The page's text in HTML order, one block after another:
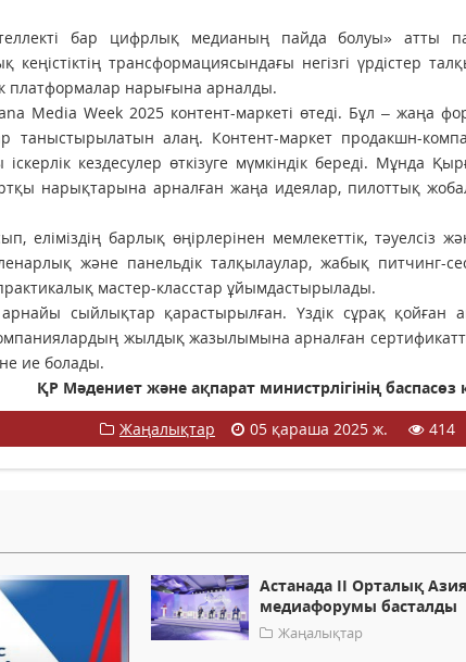
бар цифрлық медианың пайда болуы» атты
трансформациясындағы негізгі үрдістер
платформалар нарығына арналды.
Media Week 2025 контент-маркеті өтеді. Бұл – жаңа
таныстырылатын алаң. Контент-маркет продакшн-
кездесулер өткізуге мүмкіндік береді. Мұнда
нарықтарына арналған жаңа идеялар, пилоттық
еліміздің барлық өңірлерінен мемлекеттік, тәуелсіз
және панельдік талқылаулар, жабық питчинг-
мастер-класстар ұйымдастырылады.
сыйлықтар қарастырылған. Үздік сұрақ қойған
жылдық жазылымына арналған
ие болады.
ҚР Мәдениет және ақпарат министрлігінің баспасөз
Жаңалықтар
05 қараша 2025 ж. 414
Астанада II Орталық Азия
медиафорумы басталды
Жаңалықтар